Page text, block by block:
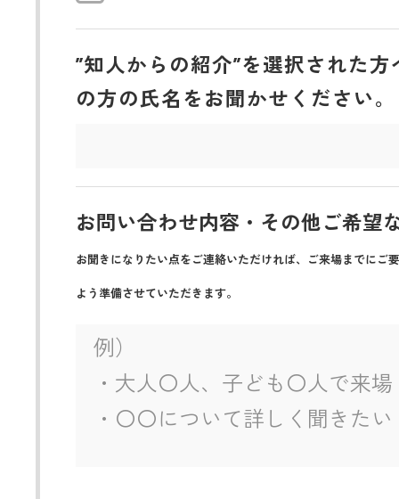
”知人からの紹介”を選択された方
の方の氏名をお聞かせください。
お問い合わせ内容・その他ご希望
お聞きになりたい点をご連絡いただければ、ご来場までにご
よう準備させていただきます。